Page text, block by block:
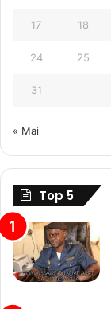
17 18
24 25
31
« Mai
Top 5